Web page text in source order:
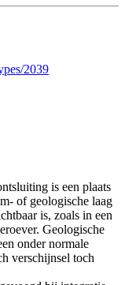
2039
is een plaats
of geologische laag
is, zoals in een
Geologische
onder normale
verschijnsel toch